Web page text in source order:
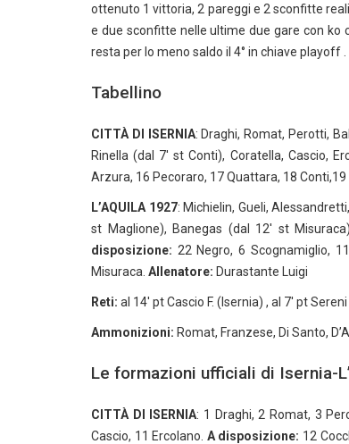
ottenuto 1 vittoria, 2 pareggi e 2 sconfitte
e due sconfitte nelle ultime due gare con ko
resta per lo meno saldo il 4° in chiave playoff .
Tabellino
CITTÀ DI ISERNIA: Draghi, Romat, Perotti,
Rinella (dal 7′ st Conti), Coratella, Cascio,
Arzura, 16 Pecoraro, 17 Quattara, 18 Conti,19
L’AQUILA 1927: Michielin, Gueli,
st Maglione), Banegas (dal 12′ st
disposizione: 22 Negro, 6 Scognamiglio,
Misuraca. Allenatore: Durastante Luigi
Reti: al 14′ pt Cascio F. (Isernia) , al 7′ pt
Ammonizioni: Romat, Franzese, Di Santo,
Le formazioni ufficiali di Isernia-
CITTÀ DI ISERNIA: 1 Draghi, 2 Romat, 3
Cascio, 11 Ercolano. A disposizione: 12